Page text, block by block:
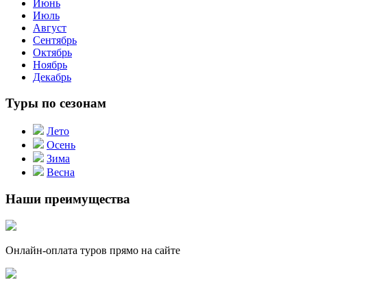
Июнь
Июль
Август
Сентябрь
Октябрь
Ноябрь
Декабрь
Туры по сезонам
Лето
Осень
Зима
Весна
Наши преимущества
Онлайн-оплата туров прямо на сайте